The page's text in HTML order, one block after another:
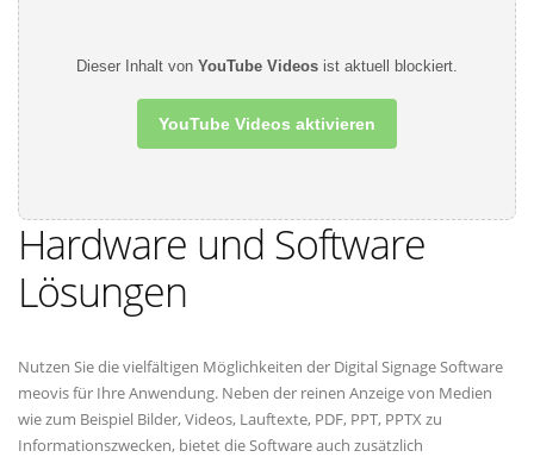
Dieser Inhalt von YouTube Videos ist aktuell blockiert.
YouTube Videos aktivieren
Hardware und Software
Lösungen
Nutzen Sie die vielfältigen Möglichkeiten der Digital Signage Software
meovis für Ihre Anwendung. Neben der reinen Anzeige von Medien
wie zum Beispiel Bilder, Videos, Lauftexte, PDF, PPT, PPTX zu
Informationszwecken, bietet die Software auch zusätzlich